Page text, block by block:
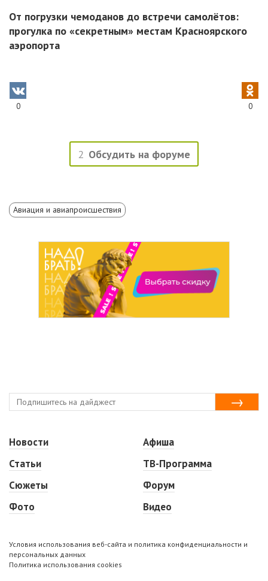
От погрузки чемоданов до встречи самолётов:
прогулка по «секретным» местам Красноярского
аэропорта
0 0
2 Обсудить на форуме
Авиация и авиапроисшествия
Новости
Статьи
Сюжеты
Фото
Афиша
ТВ-Программа
Форум
Видео
Условия использования веб-сайта и политика конфиденциальности и
персональных данных
Политика использования cookies